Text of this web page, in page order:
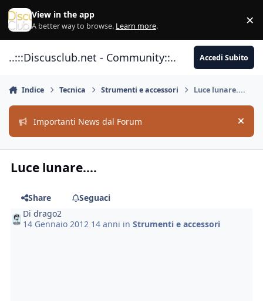
Vai al contenuto
View in the app
A better way to browse. Learn more. ×
..:::Discusclub.net - Community::.. Accedi Subito
Indice Tecnica Strumenti e accessori Luce lunare....
Importanti News dal Forum Hide
Luce lunare....
Share
Seguaci
Didrago2
14 Gennaio 2012 14 anni inStrumenti e accessori